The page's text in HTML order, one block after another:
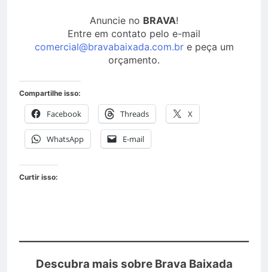
Anuncie no BRAVA!
Entre em contato pelo e-mail
comercial@bravabaixada.com.bre peça um
orçamento.
Compartilhe isso:
Facebook Threads X
WhatsApp E-mail
Curtir isso:
Descubra mais sobre Brava Baixada